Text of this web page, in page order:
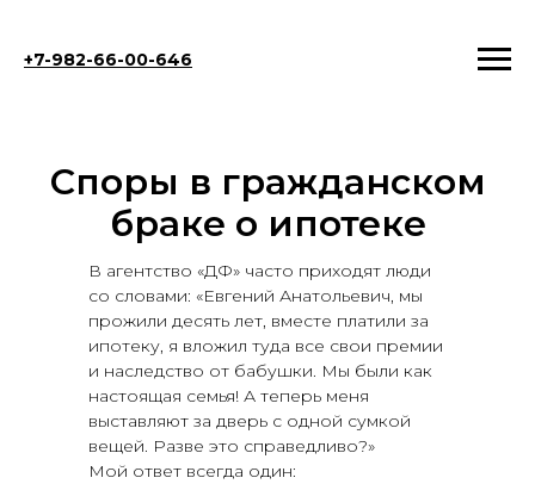
+7-982-66-00-646
Споры в гражданском
браке о ипотеке
В агентство «ДФ» часто приходят люди
со словами: «Евгений Анатольевич, мы
прожили десять лет, вместе платили за
ипотеку, я вложил туда все свои премии
и наследство от бабушки. Мы были как
настоящая семья! А теперь меня
выставляют за дверь с одной сумкой
вещей. Разве это справедливо?»
Мой ответ всегда один: